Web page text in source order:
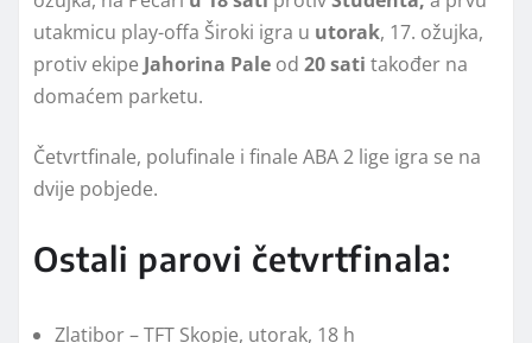
utakmicu play-offa Široki igra u utorak, 17. ožujka,
protiv ekipe Jahorina Pale od 20 sati također na
domaćem parketu.
Četvrtfinale, polufinale i finale ABA 2 lige igra se na
dvije pobjede.
Ostali parovi četvrtfinala:
Zlatibor – TFT Skopje, utorak, 18 h